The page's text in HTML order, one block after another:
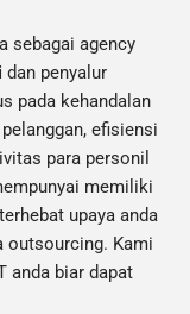
sebagai agency
dan penyalur
pada kehandalan
efisiensi
para personil
memiliki
upaya anda
outsourcing. Kami
anda biar dapat